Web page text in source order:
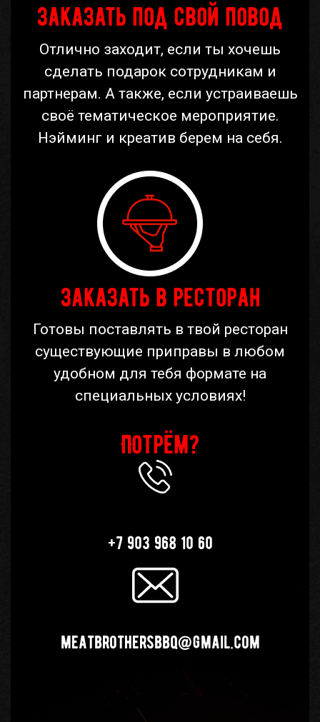
Заказать под свой повод
Отлично заходит, если ты хочешь
сделать подарок сотрудникам и
партнерам. А также, если устраиваешь
своё тематическое мероприятие.
Нэйминг и креатив берем на себя.
Заказать в ресторан
Готовы поставлять в твой ресторан
существующие приправы в любом
удобном для тебя формате на
специальных условиях!
Потрём?
+7 903 968 10 60
meatbrothersbbq@gmail.com